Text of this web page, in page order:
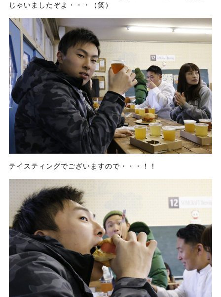
じゃいましたぞよ・・・（笑）
テイスティングでございますので・・・！！